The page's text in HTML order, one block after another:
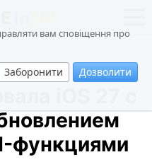
вам сповіщення про
Заборонити Дозволити
общество
происшествия
криминал
iOS 27 с
функциями